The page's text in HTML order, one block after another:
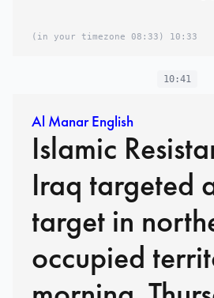
10:33
(08:33 in your timezone)
10:41
Al Manar English
Islamic
Iraq targeted
target in
occupied